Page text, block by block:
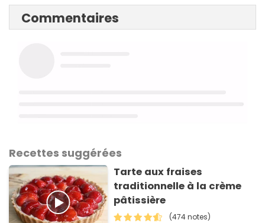
Commentaires
Recettes suggérées
Tarte aux fraises
traditionnelle à la crème
pâtissière
(474 notes)